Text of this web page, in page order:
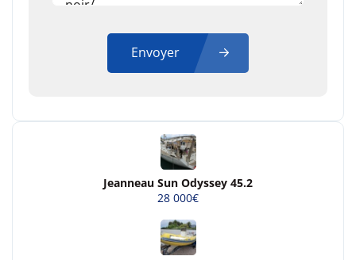
Envoyer
Jeanneau Sun Odyssey 45.2
28 000€